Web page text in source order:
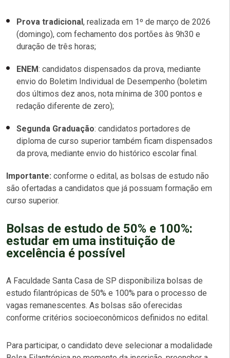
Prova tradicional , realizada em 1º de março de 2026
(domingo), com fechamento dos portões às 9h30 e
duração de três horas;
ENEM: candidatos dispensados da prova, mediante
envio do Boletim Individual de Desempenho (boletim
dos últimos dez anos, nota mínima de 300 pontos e
redação diferente de zero);
Segunda Graduação: candidatos portadores de
diploma de curso superior também ficam dispensados
da prova, mediante envio do histórico escolar final.
Importante: conforme o edital, as bolsas de estudo não
são ofertadas a candidatos que já possuam formação em
curso superior.
Bolsas de estudo de 50% e 100%:
estudar em uma instituição de
excelência é possível
A Faculdade Santa Casa de SP disponibiliza bolsas de
estudo filantrópicas de 50% e 100% para o processo de
vagas remanescentes. As bolsas são oferecidas
conforme critérios socioeconômicos definidos no edital.
Para participar, o candidato deve selecionar a modalidade